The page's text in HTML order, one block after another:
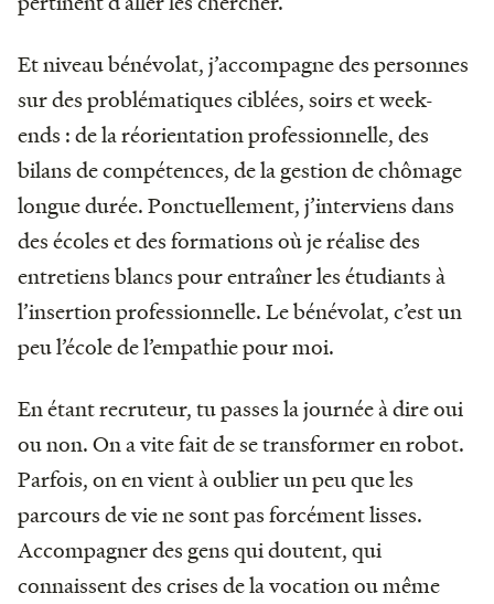
Et niveau bénévolat, j’accompagne des personnes
sur des problématiques ciblées, soirs et week-
ends : de la réorientation professionnelle, des
bilans de compétences, de la gestion de chômage
longue durée. Ponctuellement, j’interviens dans
des écoles et des formations où je réalise des
entretiens blancs pour entraîner les étudiants à
l’insertion professionnelle. Le bénévolat, c’est un
peu l’école de l’empathie pour moi.
En étant recruteur, tu passes la journée à dire oui
ou non. On a vite fait de se transformer en robot.
Parfois, on en vient à oublier un peu que les
parcours de vie ne sont pas forcément lisses.
Accompagner des gens qui doutent, qui
connaissent des crises de la vocation ou même